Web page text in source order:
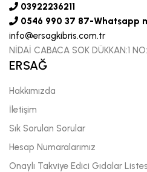
03922236211
0546 990 37 87-Whatsapp
info@ersagkibris.com.tr
NİDAİ CABACA SOK DÜKKAN:1
ERSAĞ
Hakkımızda
İletişim
Sık Sorulan Sorular
Hesap Numaralarımız
Onaylı Takviye Edici Gıdalar